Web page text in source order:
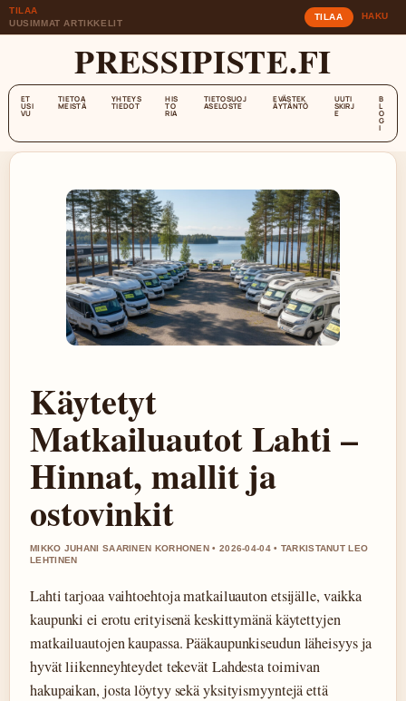
TILAA
UUSIMMAT ARTIKKELIT
TILAA HAKU
PRESSIPISTE.FI
ET
USI
VU
TIETOA
MEISTÄ
YHTEYS
TIEDOT
HIS
TO
RIA
TIETOSUOJ
ASELOSTE
EVÄSTEK
ÄYTÄNTÖ
UUTI
SKIRJ
E
B
L
O
G
I
Käytetyt
Matkailuautot Lahti –
Hinnat, mallit ja
ostovinkit
MIKKO JUHANI SAARINEN KORHONEN • 2026-04-04 • TARKISTANUT LEO
LEHTINEN
Lahti tarjoaa vaihtoehtoja matkailuauton etsijälle, vaikka
kaupunki ei erotu erityisenä keskittymänä käytettyjen
matkailuautojen kaupassa. Pääkaupunkiseudun läheisyys ja
hyvät liikenneyhteydet tekevät Lahdesta toimivan
hakupaikan, josta löytyy sekä yksityismyyntejä että